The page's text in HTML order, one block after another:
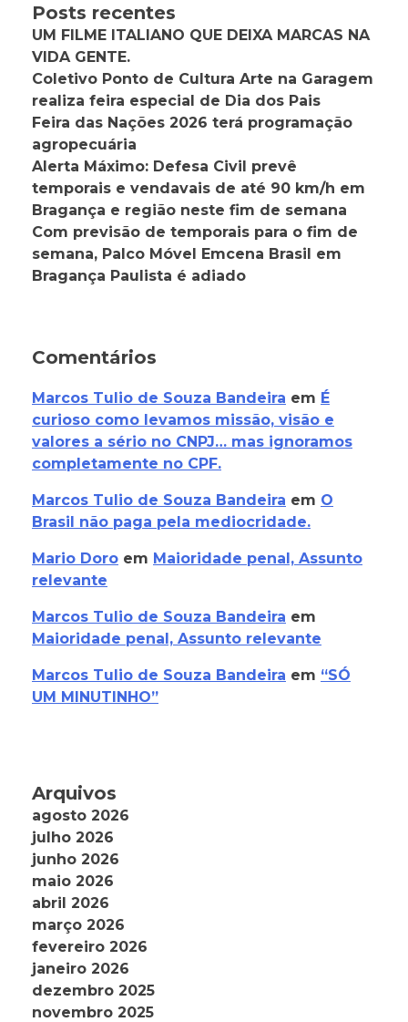
Posts recentes
UM FILME ITALIANO QUE DEIXA MARCAS NA
VIDA GENTE.
Coletivo Ponto de Cultura Arte na Garagem
realiza feira especial de Dia dos Pais
Feira das Nações 2026 terá programação
agropecuária
Alerta Máximo: Defesa Civil prevê
temporais e vendavais de até 90 km/h em
Bragança e região neste fim de semana
Com previsão de temporais para o fim de
semana, Palco Móvel Emcena Brasil em
Bragança Paulista é adiado
Comentários
Marcos Tulio de Souza Bandeira em É
curioso como levamos missão, visão e
valores a sério no CNPJ… mas ignoramos
completamente no CPF.
Marcos Tulio de Souza Bandeira em O
Brasil não paga pela mediocridade.
Mario Doro em Maioridade penal, Assunto
relevante
Marcos Tulio de Souza Bandeira em
Maioridade penal, Assunto relevante
Marcos Tulio de Souza Bandeira em “SÓ
UM MINUTINHO”
Arquivos
agosto 2026
julho 2026
junho 2026
maio 2026
abril 2026
março 2026
fevereiro 2026
janeiro 2026
dezembro 2025
novembro 2025